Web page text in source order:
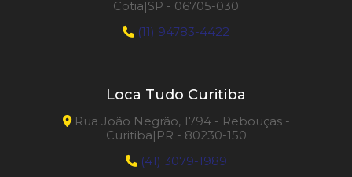
Cotia|SP - 06705-030
(11) 94783-4422
Loca Tudo Curitiba
Rua João Negrão, 1794 - Rebouças -
Curitiba|PR - 80230-150
(41) 3079-1989